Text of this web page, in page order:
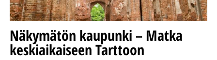
Näkymätön kaupunki – Matka
keskiaikaiseen Tarttoon